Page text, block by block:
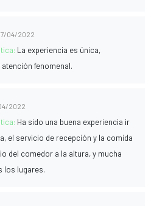
04/2022
La experiencia es única,
fenomenal.
2022
Ha sido una buena experiencia ir
el servicio de recepción y la comida
del comedor a la altura, y mucha
los lugares.